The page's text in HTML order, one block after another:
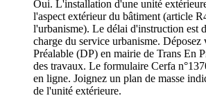
Oui. L'installation d'une unité
l'aspect extérieur du bâtiment (article
l'urbanisme). Le délai d'instruction est
charge du service urbanisme. Déposez
Préalable (DP) en mairie de Trans En
des travaux. Le formulaire Cerfa
en ligne. Joignez un plan de masse
de l'unité extérieure.